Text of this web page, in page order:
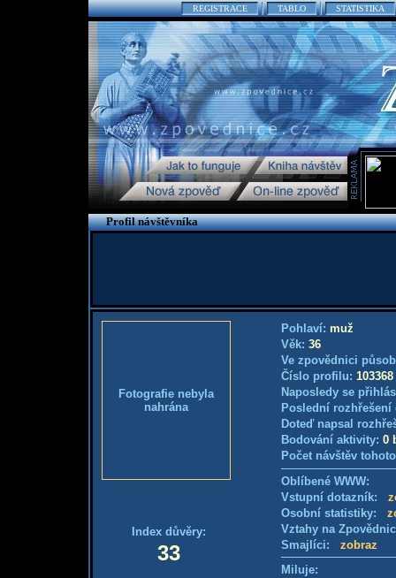
REGISTRACE TABLO STATISTIKA
Profil návštěvníka
Fotografie nebyla
nahrána
Index důvěry:
33
Pohlaví: muž
Věk: 36
Ve zpovědnici
Číslo profilu: 103368
Naposledy se
Poslední
Doteď napsal
Bodování aktivity: 0
Počet návštěv
Oblíbené WWW:
Vstupní dotazník:
Osobní statistiky:
Vztahy na
Smajlíci: zobraz
Miluje: